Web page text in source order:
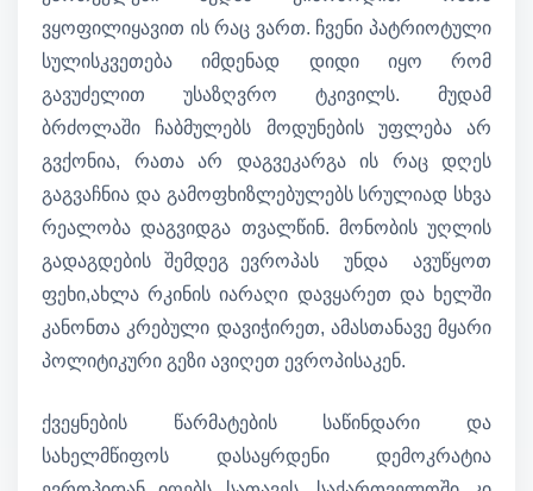
ვყოფილიყავით ის რაც ვართ. ჩვენი პატრიოტული
სულისკვეთება იმდენად დიდი იყო რომ
გავუძელით უსაზღვრო ტკივილს. მუდამ
ბრძოლაში ჩაბმულებს მოდუნების უფლება არ
გვქონია, რათა არ დაგვეკარგა ის რაც დღეს
გაგვაჩნია და გამოფხიზლებულებს სრულიად სხვა
რეალობა დაგვიდგა თვალწინ. მონობის უღლის
გადაგდების შემდეგ ევროპას უნდა ავუწყოთ
ფეხი,ახლა რკინის იარაღი დავყარეთ და ხელში
კანონთა კრებული დავიჭირეთ, ამასთანავე მყარი
პოლიტიკური გეზი ავიღეთ ევროპისაკენ.
ქვეყნების წარმატების საწინდარი და
სახელმწიფოს დასაყრდენი დემოკრატია